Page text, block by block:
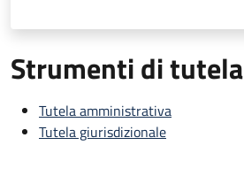
Strumenti di tutela
Tutela amministrativa
Tutela giurisdizionale